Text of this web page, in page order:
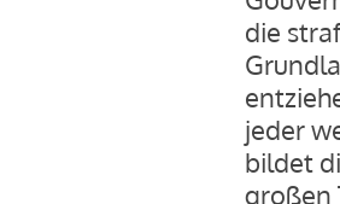
die
jeder
bildet
großen